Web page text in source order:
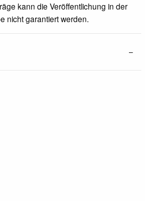
kann die Veröffentlichung in der
nicht garantiert werden.